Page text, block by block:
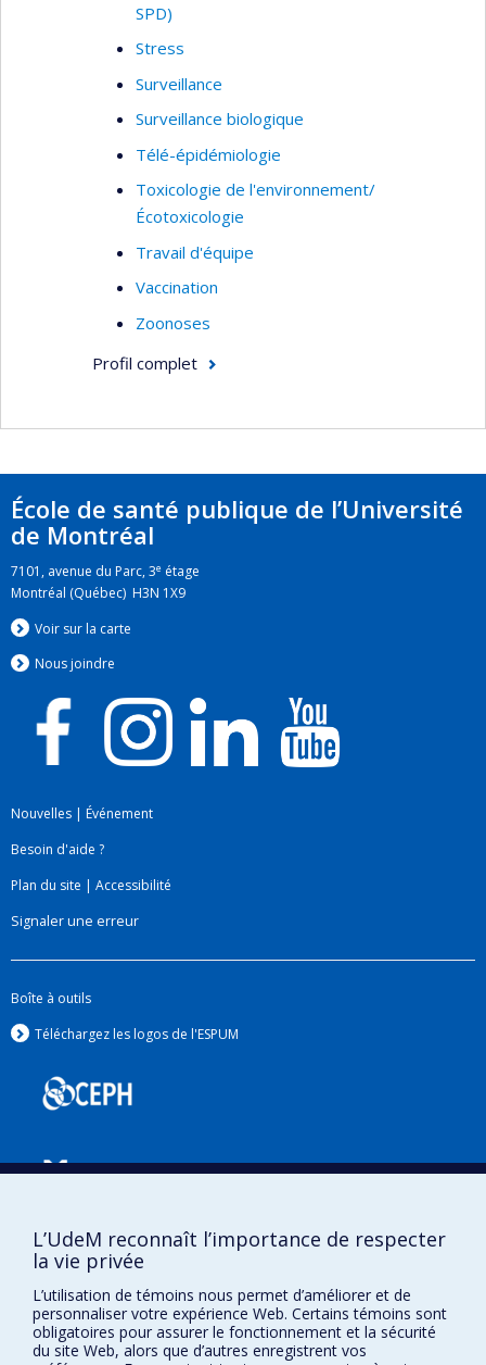
SPD)
Stress
Surveillance
Surveillance biologique
Télé-épidémiologie
Toxicologie de l'environnement/
Écotoxicologie
Travail d'équipe
Vaccination
Zoonoses
Profil complet
École de santé publique de l’Université
de Montréal
7101, avenue du Parc, 3e étage
Montréal (Québec) H3N 1X9
Voir sur la carte
Nous joindre
Nouvelles | Événement
Besoin d'aide ?
Plan du site | Accessibilité
Signaler une erreur
Boîte à outils
Téléchargez les logos de l'ESPUM
Confidentialité
Conditions d’utilisation
Paramètres des témoins
Université de
Montréal
L’UdeM reconnaît l’importance de respecter
la vie privée
L’utilisation de témoins nous permet d’améliorer et de
personnaliser votre expérience Web. Certains témoins sont
obligatoires pour assurer le fonctionnement et la sécurité
du site Web, alors que d’autres enregistrent vos